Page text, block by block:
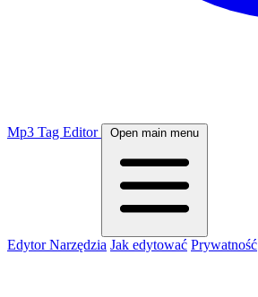
Mp3 Tag Editor Open main menu
EdytorNarzędzia Jak edytować Prywatność